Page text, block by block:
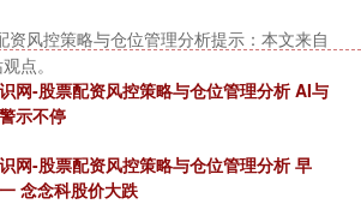
资风控策略与仓位管理分析提示：本文来自
点。
网-股票配资风控策略与仓位管理分析 AI与
示不停
网-股票配资风控策略与仓位管理分析 早
念念科股价大跌